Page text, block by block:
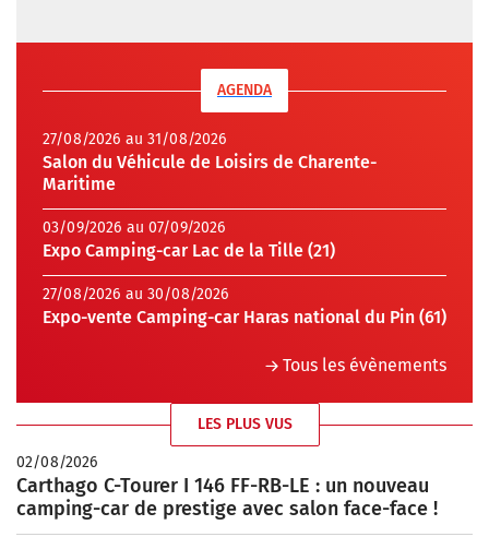
AGENDA
27/08/2026 au 31/08/2026
Salon du Véhicule de Loisirs de Charente-
Maritime
03/09/2026 au 07/09/2026
Expo Camping-car Lac de la Tille (21)
27/08/2026 au 30/08/2026
Expo-vente Camping-car Haras national du Pin (61)
Tous les évènements
LES PLUS VUS
02/08/2026
Carthago C-Tourer I 146 FF-RB-LE : un nouveau
camping-car de prestige avec salon face-face !